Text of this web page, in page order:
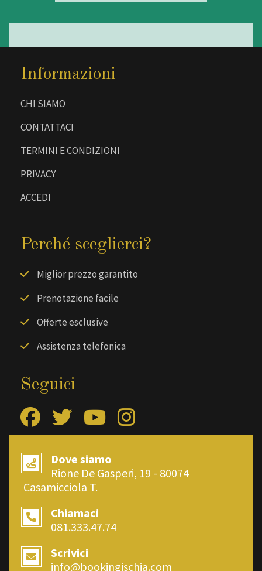
Informazioni
CHI SIAMO
CONTATTACI
TERMINI E CONDIZIONI
PRIVACY
ACCEDI
Perché sceglierci?
Miglior prezzo garantito
Prenotazione facile
Offerte esclusive
Assistenza telefonica
Seguici
Dove siamo
Rione De Gasperi, 19 - 80074
Casamicciola T.
Chiamaci
081.333.47.74
Scrivici
info@bookingischia.com